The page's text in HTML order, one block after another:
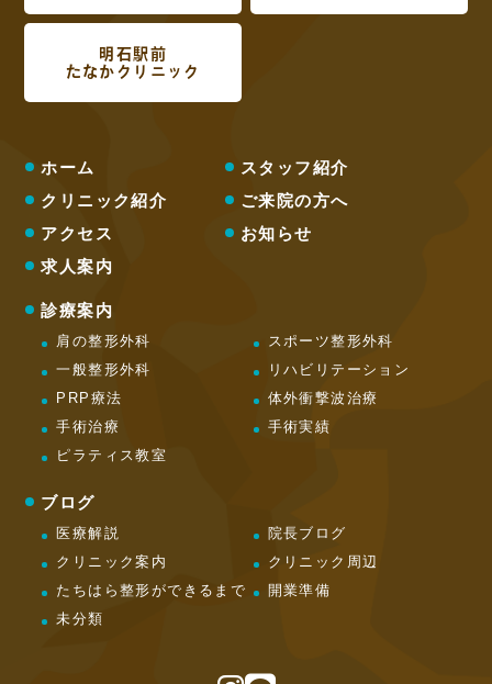
明石駅前
たなかクリニック
ホーム
スタッフ紹介
クリニック紹介
ご来院の方へ
アクセス
お知らせ
求人案内
診療案内
肩の整形外科
スポーツ整形外科
一般整形外科
リハビリテーション
PRP療法
体外衝撃波治療
手術治療
手術実績
ピラティス教室
ブログ
医療解説
院長ブログ
クリニック案内
クリニック周辺
たちはら整形ができるまで
開業準備
未分類